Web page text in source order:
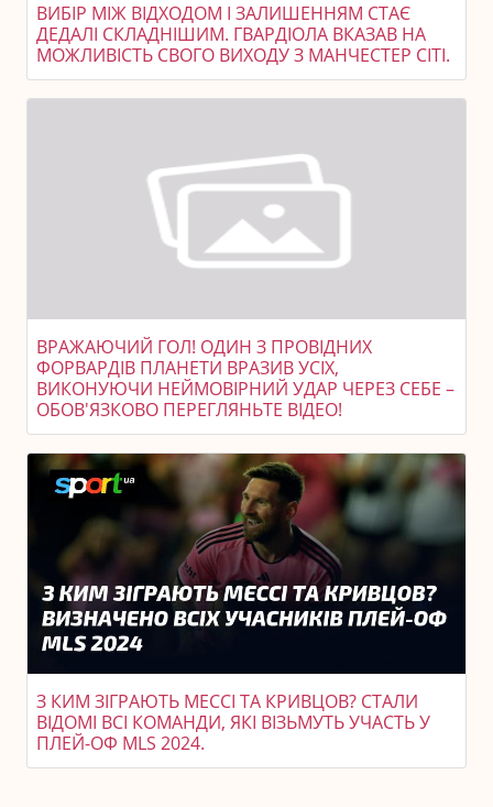
ВИБІР МІЖ ВІДХОДОМ І ЗАЛИШЕННЯМ СТАЄ
ДЕДАЛІ СКЛАДНІШИМ. ГВАРДІОЛА ВКАЗАВ НА
МОЖЛИВІСТЬ СВОГО ВИХОДУ З МАНЧЕСТЕР СІТІ.
ВРАЖАЮЧИЙ ГОЛ! ОДИН З ПРОВІДНИХ
ФОРВАРДІВ ПЛАНЕТИ ВРАЗИВ УСІХ,
ВИКОНУЮЧИ НЕЙМОВІРНИЙ УДАР ЧЕРЕЗ СЕБЕ –
ОБОВ'ЯЗКОВО ПЕРЕГЛЯНЬТЕ ВІДЕО!
З КИМ ЗІГРАЮТЬ МЕССІ ТА КРИВЦОВ? СТАЛИ
ВІДОМІ ВСІ КОМАНДИ, ЯКІ ВІЗЬМУТЬ УЧАСТЬ У
ПЛЕЙ-ОФ MLS 2024.